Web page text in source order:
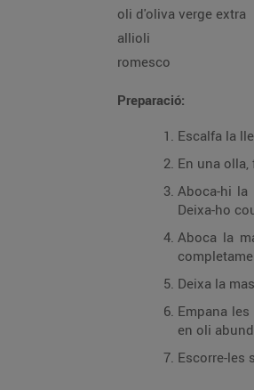
oli d'oliva verge extra
allioli
romesco
Preparació:
Escalfa la
En una
Aboca-hi la
Deixa-ho
Aboca la
Deixa la
Empana
en oli
Escorre-les